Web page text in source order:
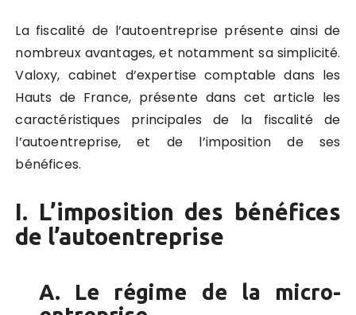
La fiscalité de l’autoentreprise présente ainsi de
nombreux avantages,et notamment sa simplicité.
Valoxy, cabinet d’expertise comptable dans les
Hauts de France, présente dans cet article les
caractéristiques principales de la fiscalité de
l’autoentreprise, et de l’imposition de ses
bénéfices.
I. L’imposition des bénéfices
de l’autoentreprise
A. Le régime de la micro-